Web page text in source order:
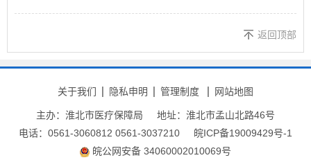
返回顶部
关于我们 隐私申明 管理制度 网站地图
主办：淮北市医疗保障局
地址：淮北市孟山北路46号
电话：0561-3060812 0561-3037210
皖ICP备19009429号-1
皖公网安备 34060002010069号